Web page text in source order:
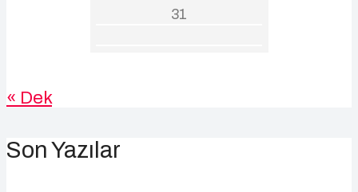
31
« Dek
Son Yazılar